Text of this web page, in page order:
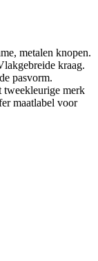
metalen knopen.
kraag.
pasvorm.
tweekleurige merk
maatlabel voor